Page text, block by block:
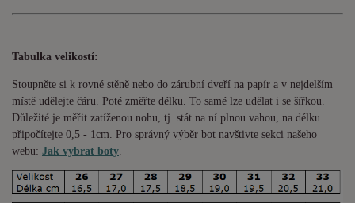
Tabulka velikostí:
Stoupněte si k rovné stěně nebo do zárubní dveří na papír a v nejdelším
místě udělejte čáru. Poté změřte délku. To samé lze udělat i se šířkou.
Důležité je měřit zatíženou nohu, tj. stát na ní plnou vahou, na délku
připočítejte 0,5 - 1cm . Pro správný výběr bot navštivte sekci našeho
webu: Jak vybrat boty